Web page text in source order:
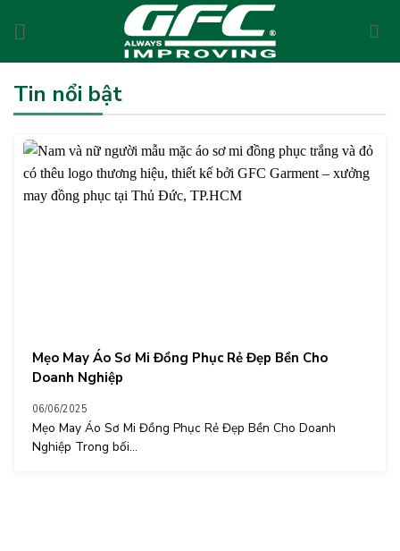
Tin nổi bật
Mẹo May Áo Sơ Mi Đồng Phục Rẻ Đẹp Bền Cho
Doanh Nghiệp
06/06/2025
Mẹo May Áo Sơ Mi Đồng Phục Rẻ Đẹp Bền Cho Doanh
Nghiệp Trong bối...